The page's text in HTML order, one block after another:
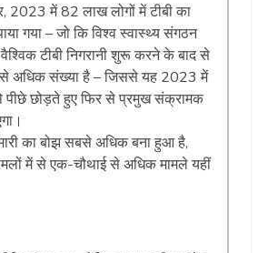
2023 में 82 लाख लोगों में टीबी का
गया – जो कि विश्व स्वास्थ्य संगठन
वैश्विक टीबी निगरानी शुरू करने के बाद से
अधिक संख्या है – जिससे यह 2023 में
पीछे छोड़ते हुए फिर से प्रमुख संक्रामक
का बोझ सबसे अधिक बना हुआ है,
में से एक-चौथाई से अधिक मामले यहीं